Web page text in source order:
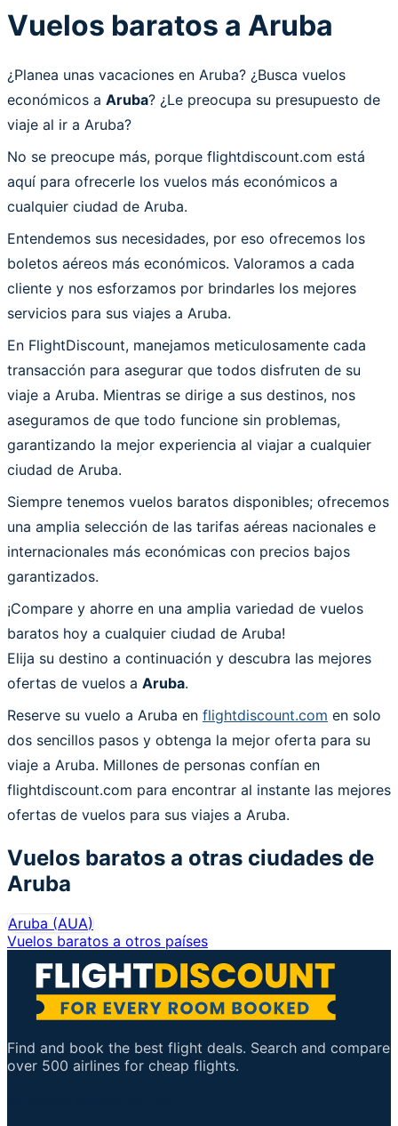
Vuelos baratos a Aruba
¿Planea unas vacaciones en Aruba? ¿Busca vuelos
económicos a Aruba? ¿Le preocupa su presupuesto de
viaje al ir a Aruba?
No se preocupe más, porque flightdiscount.com está
aquí para ofrecerle los vuelos más económicos a
cualquier ciudad de Aruba.
Entendemos sus necesidades, por eso ofrecemos los
boletos aéreos más económicos. Valoramos a cada
cliente y nos esforzamos por brindarles los mejores
servicios para sus viajes a Aruba.
En FlightDiscount, manejamos meticulosamente cada
transacción para asegurar que todos disfruten de su
viaje a Aruba. Mientras se dirige a sus destinos, nos
aseguramos de que todo funcione sin problemas,
garantizando la mejor experiencia al viajar a cualquier
ciudad de Aruba.
Siempre tenemos vuelos baratos disponibles; ofrecemos
una amplia selección de las tarifas aéreas nacionales e
internacionales más económicas con precios bajos
garantizados.
¡Compare y ahorre en una amplia variedad de vuelos
baratos hoy a cualquier ciudad de Aruba!
Elija su destino a continuación y descubra las mejores
ofertas de vuelos a Aruba.
Reserve su vuelo a Aruba en flightdiscount.com en solo
dos sencillos pasos y obtenga la mejor oferta para su
viaje a Aruba. Millones de personas confían en
flightdiscount.com para encontrar al instante las mejores
ofertas de vuelos para sus viajes a Aruba.
Vuelos baratos a otras ciudades de
Aruba
Aruba (AUA)
Vuelos baratos a otros países
Find and book the best flight deals. Search and compare
over 500 airlines for cheap flights.